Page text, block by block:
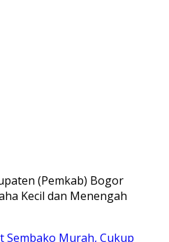
(Pemkab) Bogor
Kecil dan Menengah